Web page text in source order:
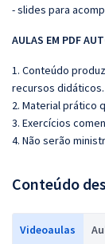
- slides para
AULAS EM PDF
1. Conteúdo
recursos didáticos.
2. Material prático
3. Exercícios
4. Não serão
Conteúdo
Videoaulas